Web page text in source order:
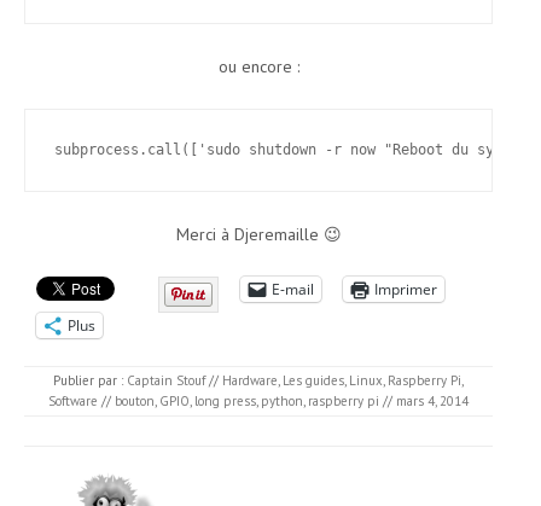
ou encore :
subprocess.call(['sudo shutdown -r now "Reboot du
Merci à Djeremaille 😉
E-mail
Imprimer
Plus
Publier par : Captain Stouf // Hardware Les guides Linux Raspberry Pi
Software // bouton GPIO long press python raspberry pi // mars 4, 2014